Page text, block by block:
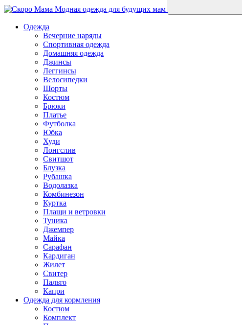
Модная одежда для будущих мам
Одежда
Вечерние наряды
Спортивная одежда
Домашняя одежда
Джинсы
Леггинсы
Велосипедки
Шорты
Костюм
Брюки
Платье
Футболка
Юбка
Худи
Лонгслив
Свитшот
Блузка
Рубашка
Водолазка
Комбинезон
Куртка
Плащи и ветровки
Туника
Джемпер
Майка
Сарафан
Кардиган
Жилет
Свитер
Пальто
Капри
Одежда для кормления
Костюм
Комплект